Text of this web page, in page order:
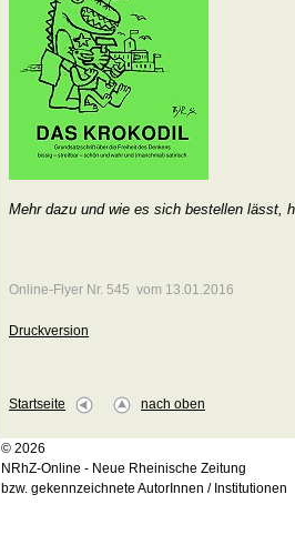
Mehr dazu und wie es sich bestellen lässt,
Online-Flyer Nr. 545 vom 13.01.2016
Druckversion
Startseite nach oben
© 2026
NRhZ-Online - Neue Rheinische Zeitung
bzw. gekennzeichnete AutorInnen / Institutionen